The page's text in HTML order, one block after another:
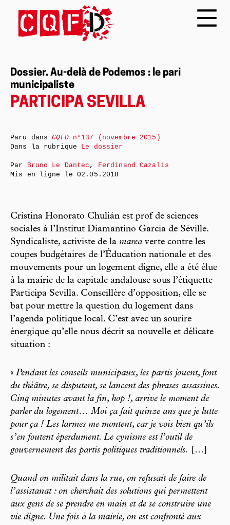
Dossier. Au-delà de Podemos : le pari
municipaliste
PARTICIPA SEVILLA
Cristina Honorato Chulián est prof de sciences
sociales à l’Institut Diamantino García de Séville.
Syndicaliste, activiste de la marea verte contre les
coupes budgétaires de l’Éducation nationale et des
mouvements pour un logement digne, elle a été élue
à la mairie de la capitale andalouse sous l’étiquette
Participa Sevilla. Conseillère d’opposition, elle se
bat pour mettre la question du logement dans
l’agenda politique local. C’est avec un sourire
énergique qu’elle nous décrit sa nouvelle et délicate
situation :
« Pendant les conseils municipaux, les partis jouent, font
du théâtre, se disputent, se lancent des phrases assassines.
Cinq minutes avant la fin, hop !, arrive le moment de
parler du logement… Moi ça fait quinze ans que je lutte
pour ça ! Les larmes me montent, car je vois bien qu’ils
s’en foutent éperdument. Le cynisme est l’outil de
gouvernement des partis politiques traditionnels.
[…]
Quand on militait dans la rue, on refusait de faire de
l’assistanat : on cherchait des solutions qui permettent
aux gens de se prendre en main et de se construire une
vie digne. Une fois à la mairie, on est confronté aux
Paru dansCQFDn°137 (novembre 2015)
Dans la rubrique Le dossier
Par Bruno Le Dantec , Ferdinand Cazalis
Mis en ligne le02.05.2018